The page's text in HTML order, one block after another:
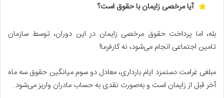
آیا مرخصی زایمان با حقوق است؟
بله، اما پرداخت حقوق مرخصی زایمان در این دوران، توسط سازمان
تامین اجتماعی انجام می‌شود، نه کارفرما!
مبلغی غرامت دستمزد ایام بارداری، معادل دو سوم میانگین حقوق سه ماه
آخر قبل از زایمان است و به‌صورت نقدی به حساب مادران واریز می‌شود.